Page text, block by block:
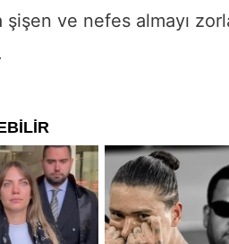
şişen ve nefes almayı